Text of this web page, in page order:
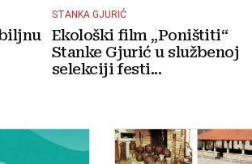
STANKA GJURIĆ
Ekološki film „Poništiti“
Stanke Gjurić u službenoj
selekciji festi...